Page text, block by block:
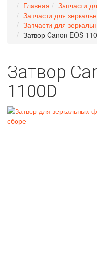
Главная
Запчасти
Запчасти для
Запчасти для
Затвор Canon EOS
Затвор
1100D